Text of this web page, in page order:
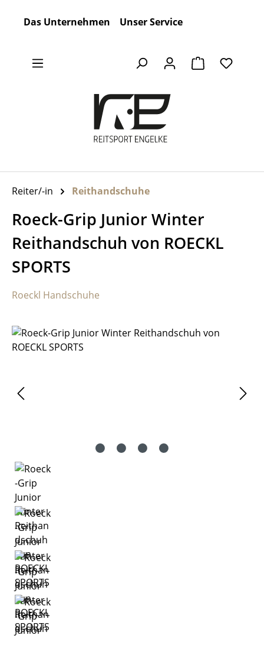
Das Unternehmen Unser Service
Warenkorb
Reiter/-in Reithandschuhe
Roeck-Grip Junior Winter
Reithandschuh von ROECKL
SPORTS
Roeckl Handschuhe
Bildergalerie überspringen